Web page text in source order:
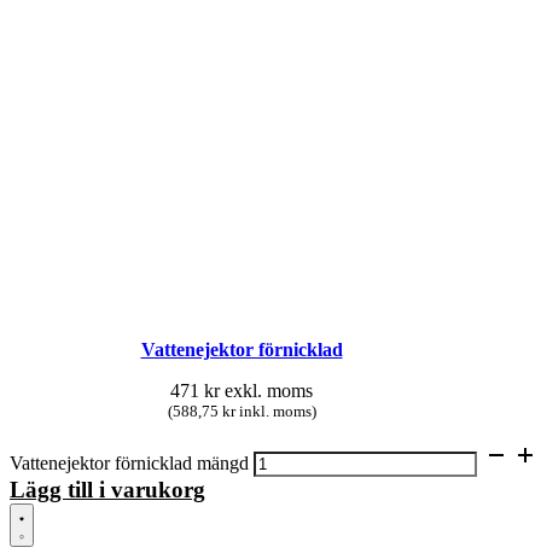
Vattenejektor förnicklad
471 kr exkl. moms
(588,75 kr inkl. moms)
Vattenejektor förnicklad mängd
Lägg till i varukorg